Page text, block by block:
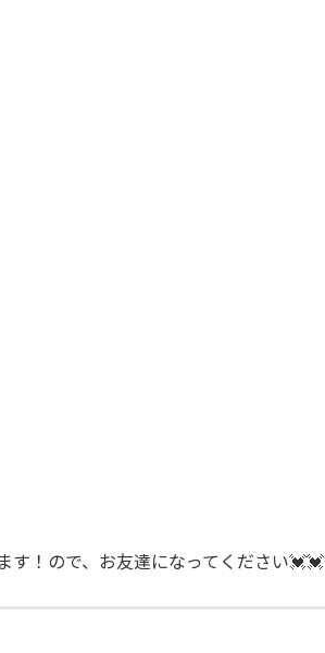
！ので、お友達になってください💓💓